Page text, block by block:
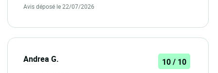
Avis déposé le 22/07/2026
Andrea G. 10 / 10